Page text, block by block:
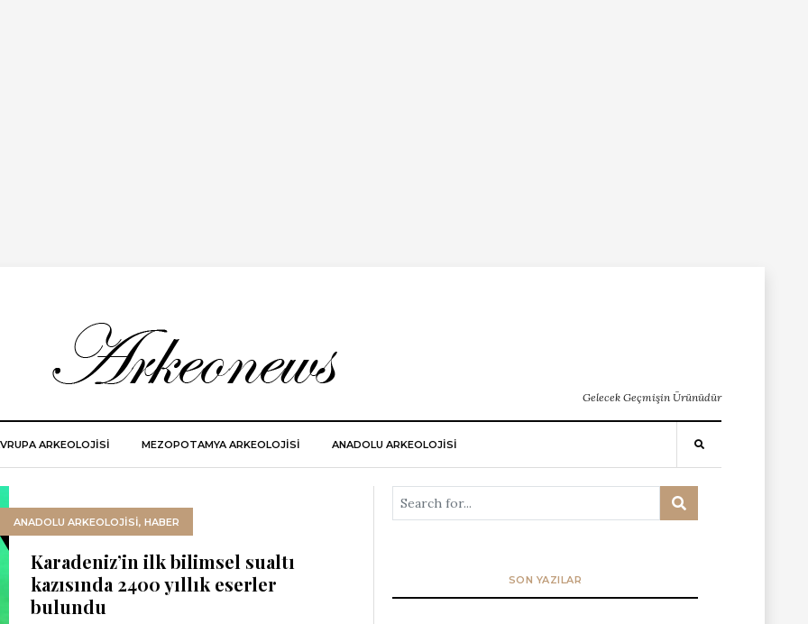
Gelecek Geçmişin Ürünüdür
ARKEOLOJISI MEZOPOTAMYA ARKEOLOJISI ANADOLU ARKEOLOJİSİ
ANADOLU ARKEOLOJİSİ, HABER
Karadeniz’in ilk bilimsel sualtı
kazısında 2400 yıllık eserler
bulundu
SON YAZILAR